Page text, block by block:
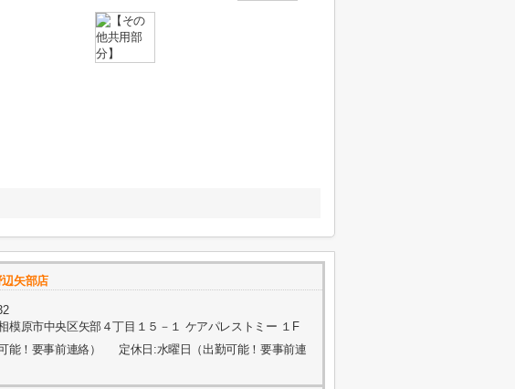
矢部店
模原市中央区矢部４丁目１５－１ ケアパレストミー １F
能！要事前連絡） 定休日:水曜日（出勤可能！要事前連